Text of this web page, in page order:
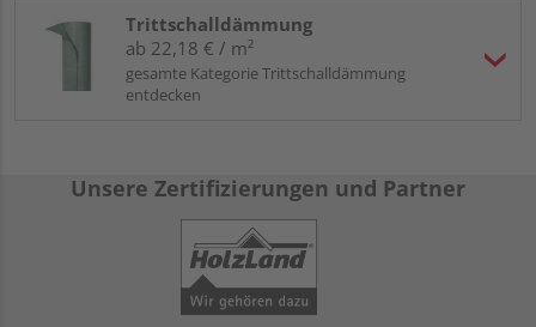
Trittschalldämmung
ab 22,18 € / m²
gesamte Kategorie Trittschalldämmung
entdecken
Unsere Zertifizierungen und Partner